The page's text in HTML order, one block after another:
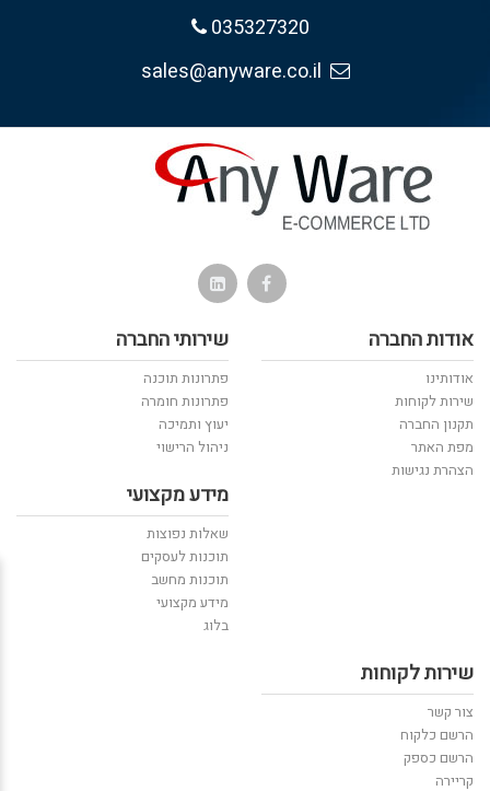
035327320
אודות החברה
אודותינו
שירות לקוחות
תקנון החברה
מפת האתר
הצהרת נגישות
שירותי החברה
פתרונות תוכנה
פתרונות חומרה
יעוץ ותמיכה
ניהול הרישוי
מידע מקצועי
שאלות נפוצות
תוכנות לעסקים
תוכנות מחשב
מידע מקצועי
בלוג
שירות לקוחות
צור קשר
הרשם כלקוח
הרשם כספק
קריירה